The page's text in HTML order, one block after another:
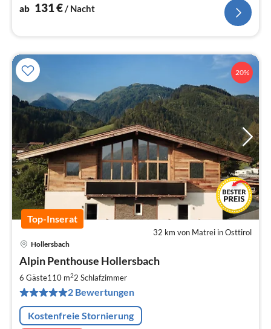
ab 131€/ Nacht
20%
Top-Inserat
32 km von Matrei in Osttirol
Hollersbach
Alpin Penthouse Hollersbach
6 Gäste110 m22 Schlafzimmer
2 Bewertungen
Kostenfreie Stornierung